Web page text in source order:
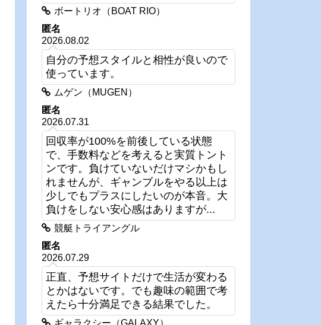
ボートリオ（BOAT RIO）
匿名
2026.08.02
自分の予想スタイルと相性が良いので
使っています。
ムゲン（MUGEN）
匿名
2026.07.31
回収率が100%を前後している状態
で、手数料などを考えると実質トント
ンです。負けていないだけマシかもし
れませんが、ギャンブルをやる以上は
少しでもプラスにしたいのが本音。大
負けをしない安心感はありますが...
競艇トライアングル
匿名
2026.07.29
正直、予想サイトだけで生活が変わる
とかはないです。でも趣味の範囲で考
えたら十分満足できる結果でした。